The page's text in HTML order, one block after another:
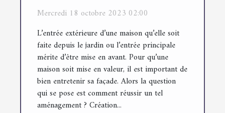
Mercredi 18 octobre 2023 02:00
L’entrée extérieure d’une maison qu’elle soit
faite depuis le jardin ou l’entrée principale
mérite d’être mise en avant. Pour qu’une
maison soit mise en valeur, il est important de
bien entretenir sa façade. Alors la question
qui se pose est comment réussir un tel
aménagement ? Création...